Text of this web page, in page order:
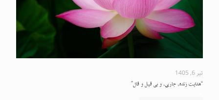
تیر 6, 1405
“هدایت زنده، جاری، و بی قیل و قال”